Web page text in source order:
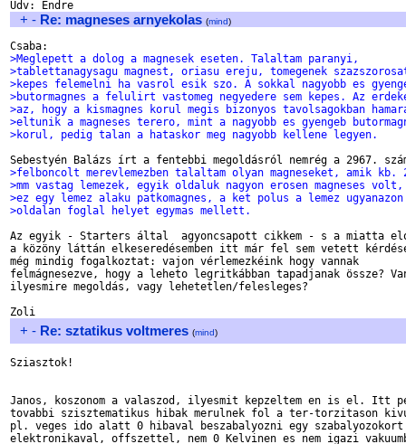
+ - Re: magneses arnyekolas (mind)
>Meglepett a dolog a magnesek eseten. Talaltam paranyi,
>tablettanagysagu magnest, oriasu ereju, tomegenek
>kepes felemelni ha vasrol esik szo. A sokkal nagyobb es
>butormagnes a felulirt vastomeg negyedere sem kepes. Az
>az, hogy a kismagnes korul megis bizonyos tavolsagokban
>eltunik a magneses terero, mint a nagyobb es gyengeb
>korul, pedig talan a hataskor meg nagyobb kellene legyen.
>felboncolt merevlemezben talaltam olyan magneseket, amik kb.
>mm vastag lemezek, egyik oldaluk nagyon erosen magneses
>ez egy lemez alaku patkomagnes, a ket polus a lemez
>oldalan foglal helyet egymas mellett.
Az egyik - Starters által  agyoncsapott cikkem - s a miatta
a közöny láttán elkeseredésemben itt már fel sem vetett
még mindig fogalkoztat: vajon vérlemezkéink hogy vannak
felmágnesezve, hogy a leheto legritkábban tapadjanak össze?
ilyesmire megoldás, vagy lehetetlen/felesleges?
+ - Re: sztatikus voltmeres (mind)
Sziasztok!
Janos, koszonom a valaszod, ilyesmit kepzeltem en is el. Itt
tovabbi szisztematikus hibak merulnek fol a ter-torzitason
pl. veges ido alatt 0 hibaval beszabalyozni egy
elektronikaval, offszettel, nem 0 Kelvinen es nem igazi